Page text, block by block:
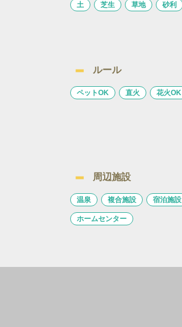
土 芝生 草地 砂利
ルール
ペットOK 直火 花火OK
周辺施設
温泉 複合施設 宿泊施設
ホームセンター